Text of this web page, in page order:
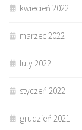
kwiecień 2022
marzec 2022
luty 2022
styczeń 2022
grudzień 2021